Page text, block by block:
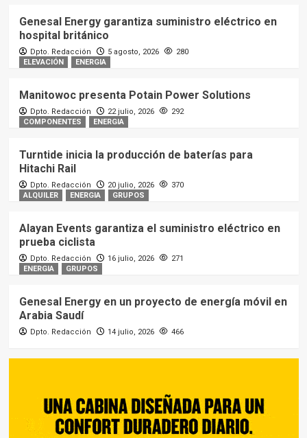
Genesal Energy garantiza suministro eléctrico en
hospital británico
Dpto. Redacción 5 agosto, 2026
280
ELEVACIÓN
ENERGIA
Manitowoc presenta Potain Power Solutions
Dpto. Redacción 22 julio, 2026
292
COMPONENTES
ENERGIA
Turntide inicia la producción de baterías para
Hitachi Rail
Dpto. Redacción 20 julio, 2026
370
ALQUILER
ENERGIA GRUPOS
Alayan Events garantiza el suministro eléctrico en
prueba ciclista
Dpto. Redacción 16 julio, 2026
271
ENERGIA
GRUPOS
Genesal Energy en un proyecto de energía móvil en
Arabia Saudí
Dpto. Redacción 14 julio, 2026 466